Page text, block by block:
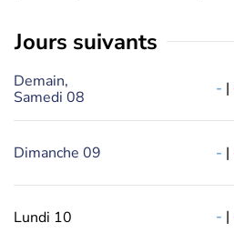
jours suivants
Demain,
Samedi 08
- |
Dimanche 09 - |
Lundi 10 - |